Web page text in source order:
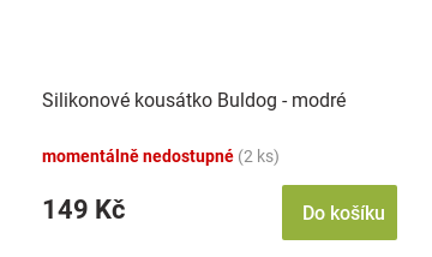
Silikonové kousátko Buldog - modré
momentálně nedostupné (2 ks)
149 Kč Do košíku